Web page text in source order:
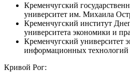
Кременчугский
университет им. Михаила
Кременчугский институт
университета экономики и
Кременчугский университет
информационных технологий
Кривой Рог: